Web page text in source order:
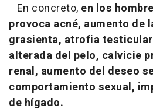
En concreto, en los
provoca acné, aumento de
grasienta, atrofia
alterada del pelo, calvicie
renal, aumento del deseo
comportamiento sexual,
de hígado.